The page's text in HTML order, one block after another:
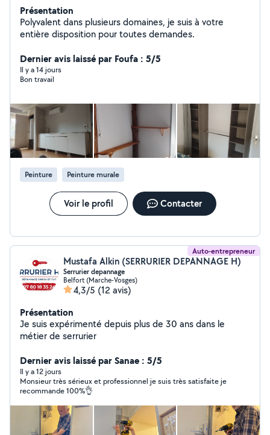
Présentation
Polyvalent dans plusieurs domaines, je suis à votre
entière disposition pour toutes demandes.
Dernier avis laissé par Foufa : 5/5
Il y a 14 jours
Bon travail
Peinture Peinture murale
Voir le profil Contacter
Auto-entrepreneur
Mustafa Alkin (SERRURIER DEPANNAGE H)
Serrurier depannage
Belfort (Marche-Vosges)
4,3/5 (12 avis)
Présentation
Je suis expérimenté depuis plus de 30 ans dans le
métier de serrurier
Dernier avis laissé par Sanae : 5/5
Il y a 12 jours
Monsieur très sérieux et professionnel je suis très satisfaite je
recommande 100%👌